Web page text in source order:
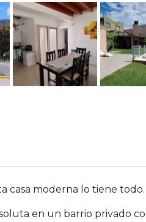
casa moderna lo tiene todo.
en un barrio privado